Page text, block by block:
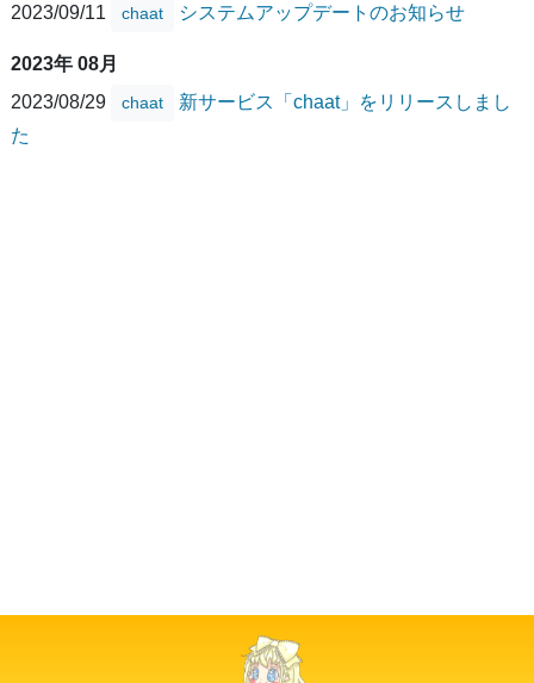
2023/09/11
chaat システムアップデートのお知らせ
2023年 08月
2023/08/29
chaat
新サービス「chaat」をリリースしまし
た